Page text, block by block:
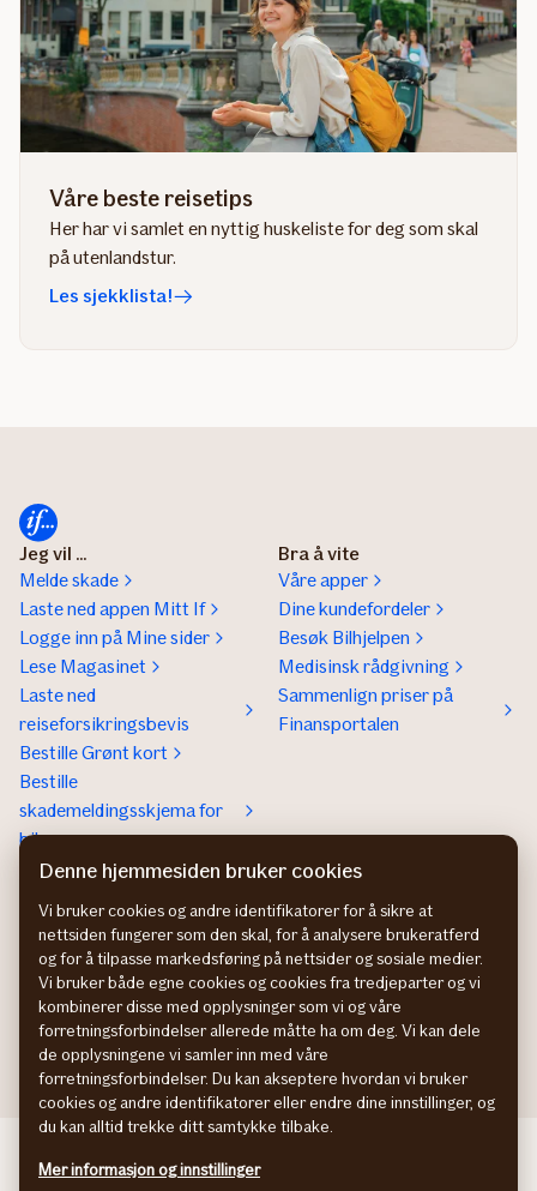
Våre beste reisetips
Her har vi samlet en nyttig huskeliste for deg som skal
på utenlandstur.
Les sjekklista!
Jeg vil ...
Melde skade
Laste ned appen Mitt If
Logge inn på Mine sider
Lese Magasinet
Laste ned
reiseforsikringsbevis
Bestille Grønt kort
Bestille
skademeldingsskjema for
bil
Bra å vite
Våre apper
Dine kundefordeler
Besøk Bilhjelpen
Medisinsk rådgivning
Sammenlign priser på
Finansportalen
Om If
Om If
Bærekraft og klima
Jobb hos oss
Presse
Kontakt If
Kundeservice
Betaling og faktura
Hvis du ikke er fornøyd
Presse
Bedrift
If Skadeforsikring DK
Denne hjemmesiden bruker cookies
Vi bruker cookies og andre identifikatorer for å sikre at
nettsiden fungerer som den skal, for å analysere brukeratferd
og for å tilpasse markedsføring på nettsider og sosiale medier.
Vi bruker både egne cookies og cookies fra tredjeparter og vi
kombinerer disse med opplysninger som vi og våre
forretningsforbindelser allerede måtte ha om deg. Vi kan dele
de opplysningene vi samler inn med våre
forretningsforbindelser. Du kan akseptere hvordan vi bruker
cookies og andre identifikatorer eller endre dine innstillinger, og
du kan alltid trekke ditt samtykke tilbake.
Mer informasjon og innstillinger